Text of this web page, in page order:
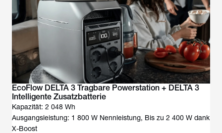
EcoFlow DELTA 3 Tragbare Powerstation + DELTA 3
Intelligente Zusatzbatterie
Kapazität: 2 048 Wh
Ausgangsleistung: 1 800 W Nennleistung, Bis zu 2 400 W dank
X-Boost